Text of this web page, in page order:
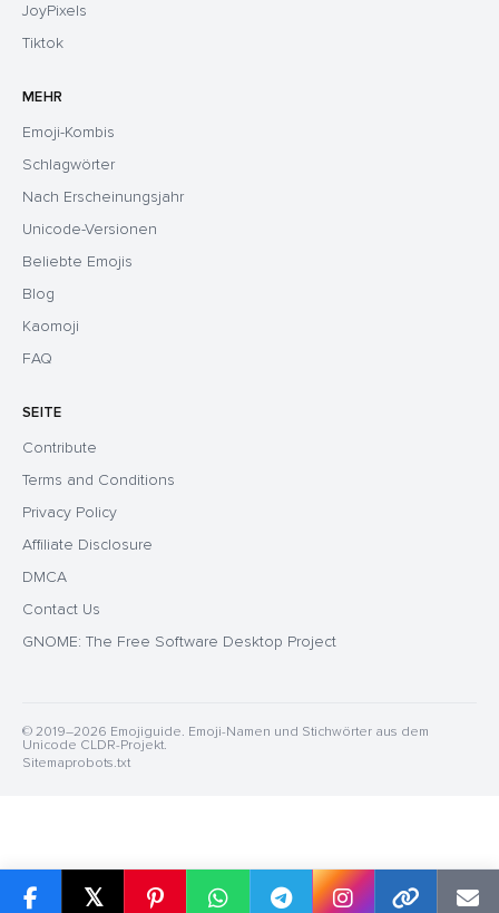
𝕏
JoyPixels
Tiktok
MEHR
Emoji-Kombis
Schlagwörter
Nach Erscheinungsjahr
Unicode-Versionen
Beliebte Emojis
Blog
Kaomoji
FAQ
SEITE
Contribute
Terms and Conditions
Privacy Policy
Affiliate Disclosure
DMCA
Contact Us
GNOME: The Free Software Desktop Project
© 2019–2026 Emojiguide. Emoji-Namen und Stichwörter aus dem
Unicode CLDR-Projekt.
Sitemaprobots.txt